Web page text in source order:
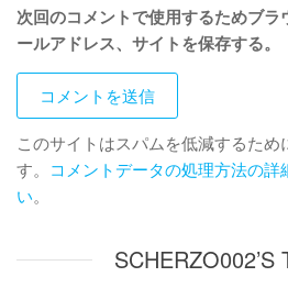
次回のコメントで使用するためブラ
ールアドレス、サイトを保存する。
このサイトはスパムを低減するため
す。 コメントデータの処理方法の詳
い。
SCHERZO002’S